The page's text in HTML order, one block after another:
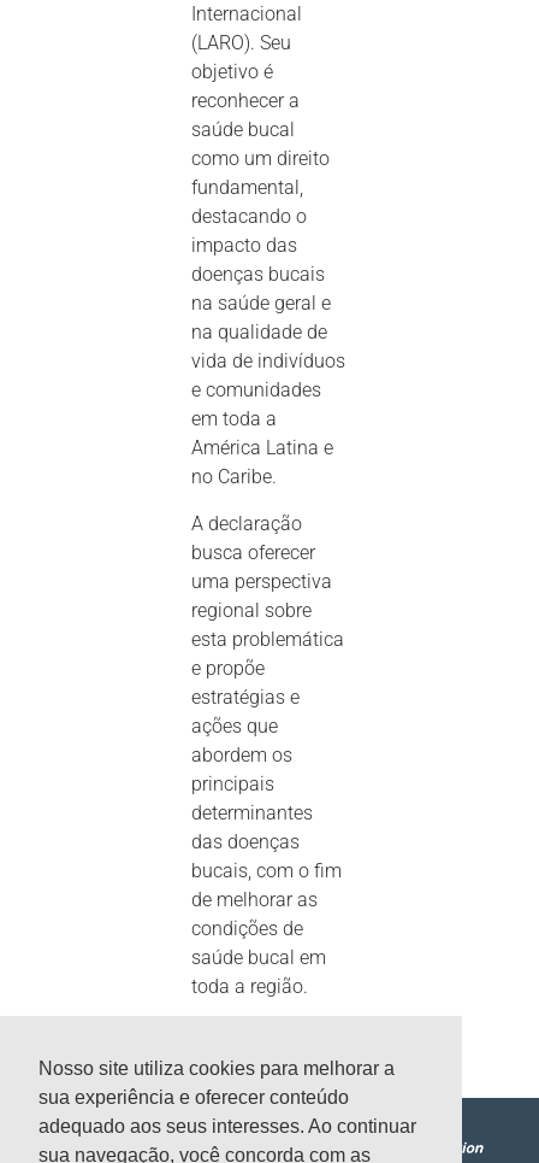
Internacional
(LARO). Seu
objetivo é
reconhecer a
saúde bucal
como um direito
fundamental,
destacando o
impacto das
doenças bucais
na saúde geral e
na qualidade de
vida de indivíduos
e comunidades
em toda a
América Latina e
no Caribe.
A declaração
busca oferecer
uma perspectiva
regional sobre
esta problemática
e propõe
estratégias e
ações que
abordem os
principais
determinantes
das doenças
bucais, com o fim
de melhorar as
condições de
saúde bucal em
toda a região.
Nosso site utiliza cookies para melhorar a
sua experiência e oferecer conteúdo
adequado aos seus interesses. Ao continuar
sua navegação, você concorda com as